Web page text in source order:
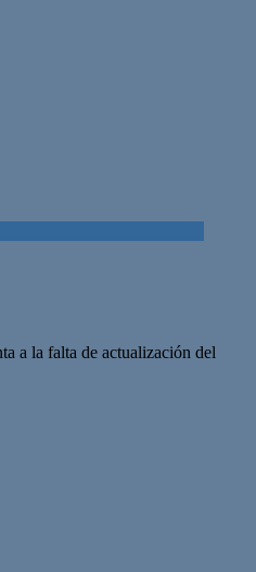
a la falta de actualización del